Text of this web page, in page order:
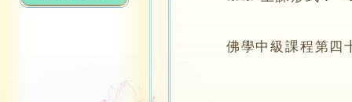
佛學中級課程第四十